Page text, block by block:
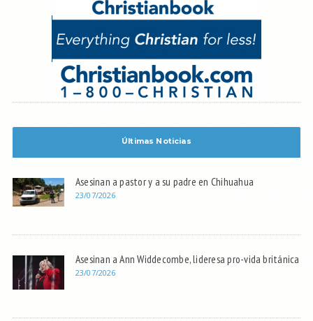
Últimas Noticias
Asesinan a pastor y a su padre en Chihuahua
23/07/2026
Asesinan a Ann Widdecombe, lideresa pro-vida británica
23/07/2026